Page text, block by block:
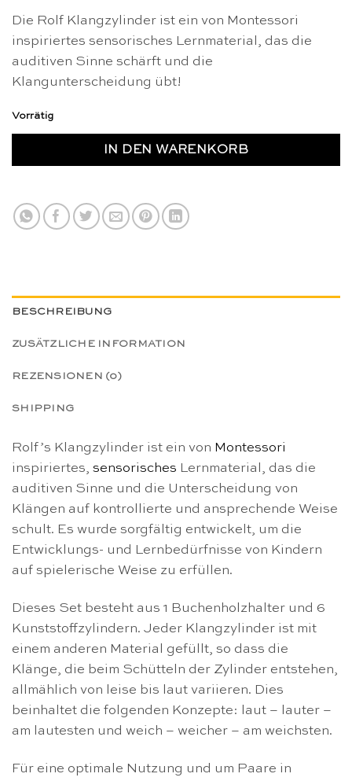
Die Rolf Klangzylinder ist ein von Montessori
inspiriertes sensorisches Lernmaterial, das die
auditiven Sinne schärft und die
Klangunterscheidung übt!
Vorrätig
IN DEN WARENKORB
BESCHREIBUNG
ZUSÄTZLICHE INFORMATION
REZENSIONEN (0)
SHIPPING
Rolf’s Klangzylinder ist ein von Montessori
inspiriertes, sensorisches Lernmaterial, das die
auditiven Sinne und die Unterscheidung von
Klängen auf kontrollierte und ansprechende Weise
schult. Es wurde sorgfältig entwickelt, um die
Entwicklungs- und Lernbedürfnisse von Kindern
auf spielerische Weise zu erfüllen.
Dieses Set besteht aus 1 Buchenholzhalter und 6
Kunststoffzylindern. Jeder Klangzylinder ist mit
einem anderen Material gefüllt, so dass die
Klänge, die beim Schütteln der Zylinder entstehen,
allmählich von leise bis laut variieren. Dies
beinhaltet die folgenden Konzepte: laut – lauter –
am lautesten und weich – weicher – am weichsten.
Für eine optimale Nutzung und um Paare in